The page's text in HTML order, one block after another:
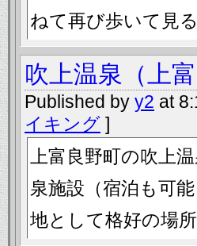
ねて再び歩いて見
吹上温泉（上富
Published by y2 at
イキング ]
上富良野町の吹上
泉施設（宿泊も可
地として格好の場所